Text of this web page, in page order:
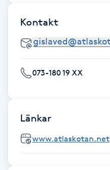
Kosmetisk tatuering
Kroppsinpackning
Käkledsbehandling
Kärlbehandling
Kontakt
073-180 19 XX
Länkar
www.atlaskotan.net